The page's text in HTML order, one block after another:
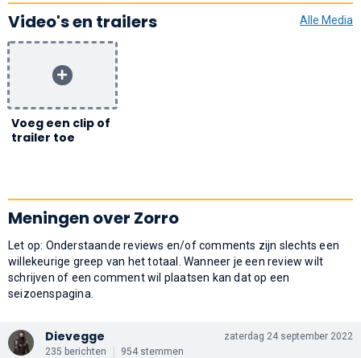
Video's en trailers Alle Media
Voeg een clip of
trailer toe
Meningen over Zorro
Let op: Onderstaande reviews en/of comments zijn slechts een
willekeurige greep van het totaal. Wanneer je een review wilt
schrijven of een comment wil plaatsen kan dat op een
seizoenspagina.
Dievegge
235 berichten 954 stemmen
zaterdag 24 september 2022